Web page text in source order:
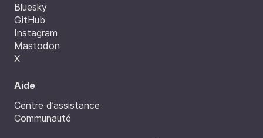
Bluesky
GitHub
Instagram
Mastodon
X
Aide
Centre d’assistance
Communauté